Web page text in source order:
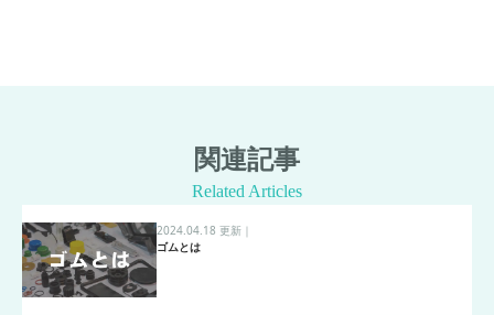
関連記事
Related Articles
2024.04.18 更新 ｜
ゴムとは